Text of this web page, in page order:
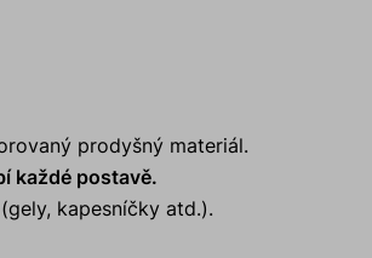
prodyšný materiál.
každé postavě.
kapesníčky atd.).